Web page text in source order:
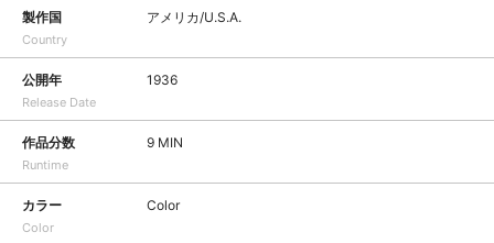
製作国
Country
アメリカ/U.S.A.
公開年
Release Date
1936
作品分数
Runtime
9 MIN
カラー
Color
Color